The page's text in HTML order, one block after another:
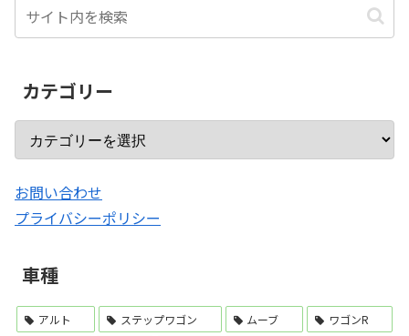
カテゴリー
お問い合わせ
プライバシーポリシー
車種
アルト ステップワゴン ムーブ
ワゴンR